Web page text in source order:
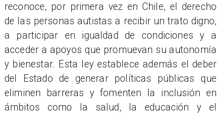
reconoce, por primera vez en Chile, el derecho
de las personas autistas a recibir un trato digno,
a participar en igualdad de condiciones y a
acceder a apoyos que promuevan su autonomía
y bienestar. Esta ley establece además el deber
del Estado de generar políticas públicas que
eliminen barreras y fomenten la inclusión en
ámbitos como la salud, la educación y el